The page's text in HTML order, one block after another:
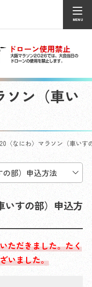
ソン（車い
〈なにわ〉マラソン（車いす
いすの部）申込方
ただきました。たく
いました。